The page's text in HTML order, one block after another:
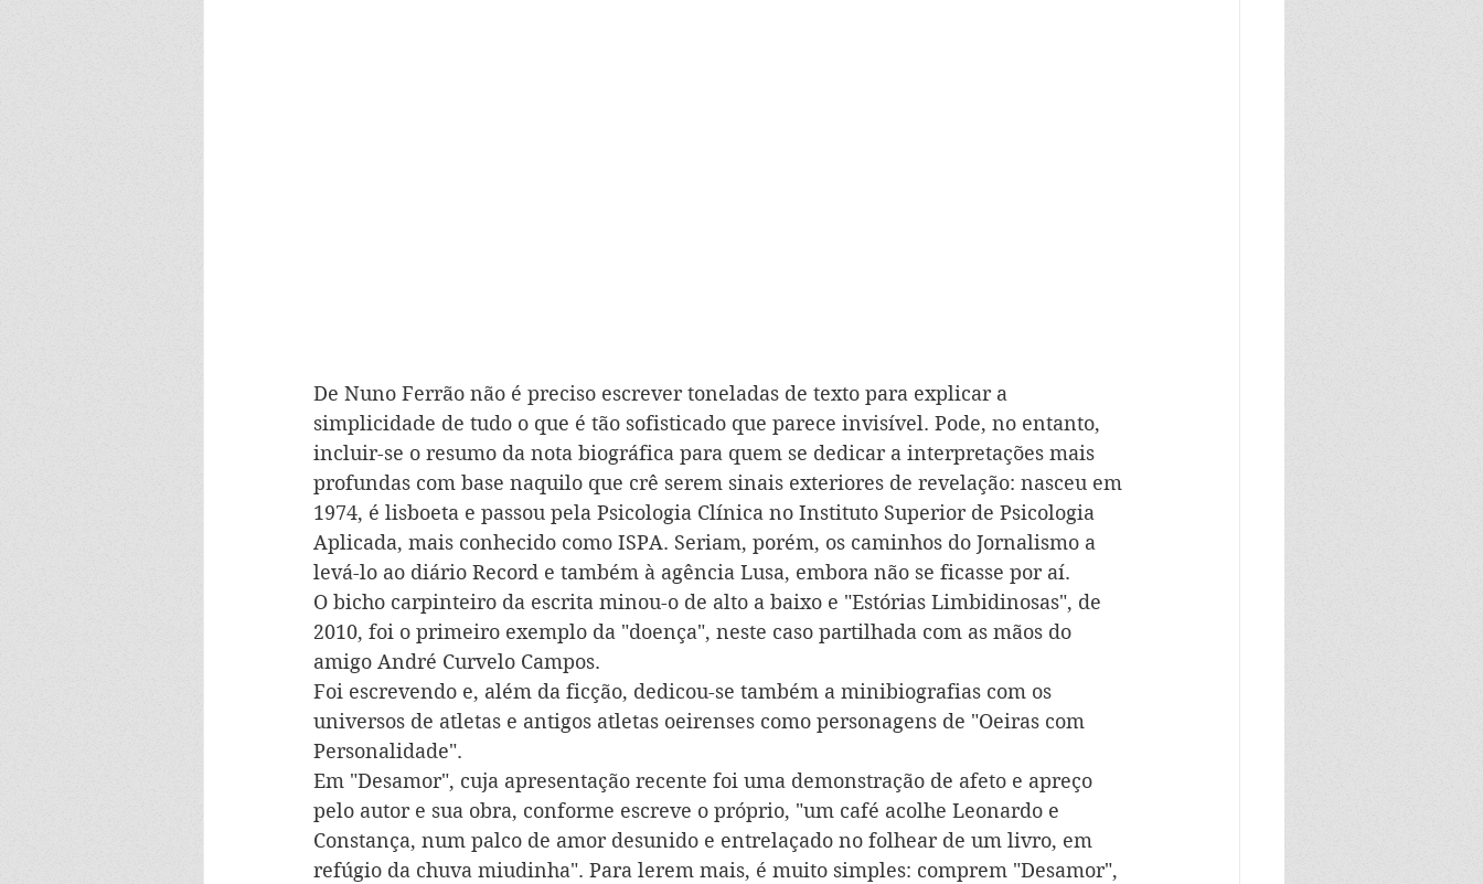
De Nuno Ferrão não é preciso escrever toneladas de texto para explicar a
simplicidade de tudo o que é tão sofisticado que parece invisível. Pode, no entanto,
incluir-se o resumo da nota biográfica para quem se dedicar a interpretações mais
profundas com base naquilo que crê serem sinais exteriores de revelação: nasceu em
1974, é lisboeta e passou pela Psicologia Clínica no Instituto Superior de Psicologia
Aplicada, mais conhecido como ISPA. Seriam, porém, os caminhos do Jornalismo a
levá-lo ao diário Record e também à agência Lusa, embora não se ficasse por aí.
O bicho carpinteiro da escrita minou-o de alto a baixo e "Estórias Limbidinosas", de
2010, foi o primeiro exemplo da "doença", neste caso partilhada com as mãos do
amigo André Curvelo Campos.
Foi escrevendo e, além da ficção, dedicou-se também a minibiografias com os
universos de atletas e antigos atletas oeirenses como personagens de "Oeiras com
Personalidade".
Em "Desamor", cuja apresentação recente foi uma demonstração de afeto e apreço
pelo autor e sua obra, conforme escreve o próprio, "um café acolhe Leonardo e
Constança, num palco de amor desunido e entrelaçado no folhear de um livro, em
refúgio da chuva miudinha". Para lerem mais, é muito simples: comprem "Desamor",